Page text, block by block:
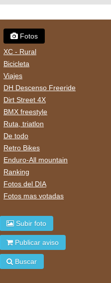
Fotos
XC - Rural
Bicicleta
Viajes
DH Descenso Freeride
Dirt Street 4X
BMX freestyle
Ruta, triatlon
De todo
Retro Bikes
Enduro-All mountain
Ranking
Fotos del DIA
Fotos mas votadas
Subir foto
Publicar aviso
Buscar